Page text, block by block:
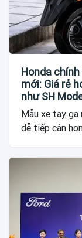
Honda chính
mới: Giá rẻ
như SH
Mẫu xe tay ga
dễ tiếp cận